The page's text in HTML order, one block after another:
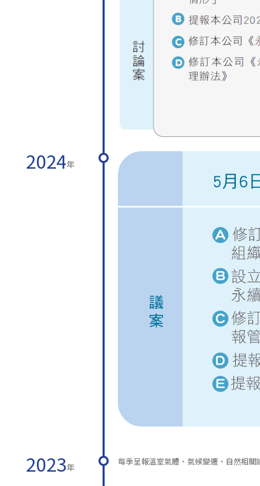
2024年
2023年 每季呈報溫室氣體、氣候變遷、自然相